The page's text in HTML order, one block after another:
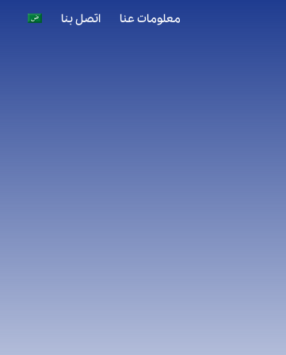
معلومات عنا اتصل بنا